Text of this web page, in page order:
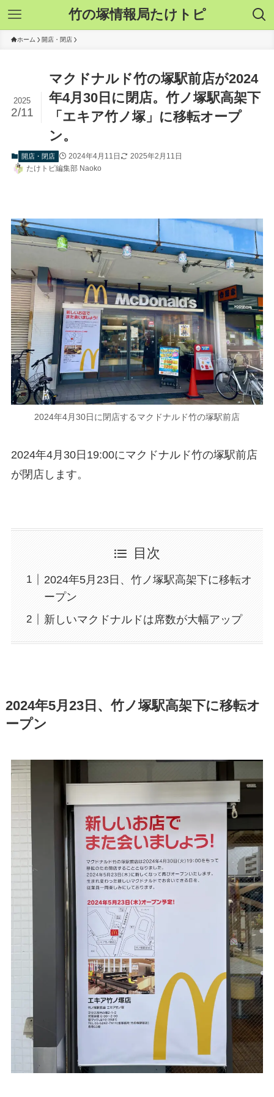
竹の塚情報局たけトピ
ホーム 開店・閉店
マクドナルド竹の塚駅前店が2024
年4月30日に閉店。竹ノ塚駅高架下
「エキア竹ノ塚」に移転オープ
ン。
2025
2/11
開店・閉店 2024年4月11日
2025年2月11日
たけトピ編集部 Naoko
2024年4月30日に閉店するマクドナルド竹の塚駅前店
2024年4月30日19:00にマクドナルド竹の塚駅前店
が閉店します。
目次
2024年5月23日、竹ノ塚駅高架下に移転オ
ープン
新しいマクドナルドは席数が大幅アップ
2024年5月23日、竹ノ塚駅高架下に移転オ
ープン